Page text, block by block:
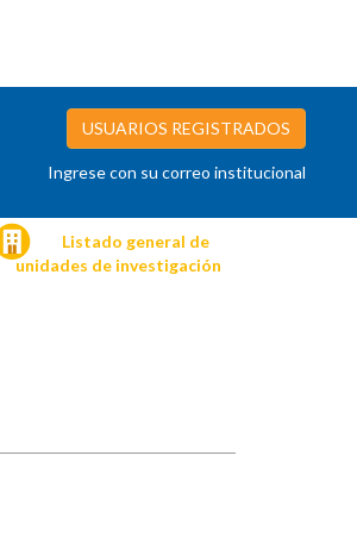
USUARIOS REGISTRADOS
Ingrese con su correo institucional
Listado general de
unidades de investigación